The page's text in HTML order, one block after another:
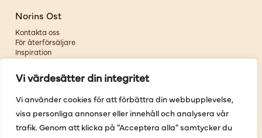
Vi värdesätter din integritet
Vi använder cookies för att förbättra din webbupplevelse,
visa personliga annonser eller innehåll och analysera vår
trafik. Genom att klicka på "Acceptera alla" samtycker du
Norins Ost
Kontakta oss
För återförsäljare
Inspiration
Om oss
Följ oss
Facebook
Instagram